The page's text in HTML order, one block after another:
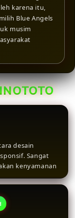
karena itu,
Blue Angels
musim
desain
Sangat
kenyamanan